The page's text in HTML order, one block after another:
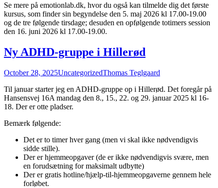
Se mere på emotionlab.dk, hvor du også kan tilmelde dig det første
kursus, som finder sin begyndelse den 5. maj 2026 kl 17.00-19.00
og de tre følgende tirsdage; desuden en opfølgende totimers session
den 16. juni 2026 kl 17.00-19.00.
Ny ADHD-gruppe i Hillerød
October 28, 2025UncategorizedThomas Teglgaard
Til januar starter jeg en ADHD-gruppe op i Hillerød. Det foregår på
Hansensvej 16A mandag den 8., 15., 22. og 29. januar 2025 kl 16-
18. Der er otte pladser.
Bemærk følgende:
Det er to timer hver gang (men vi skal ikke nødvendigvis
sidde stille).
Der er hjemmeopgaver (de er ikke nødvendigvis svære, men
en forudsætning for maksimalt udbytte)
Der er gratis hotline/hjælp-til-hjemmeopgaverne gennem hele
forløbet.